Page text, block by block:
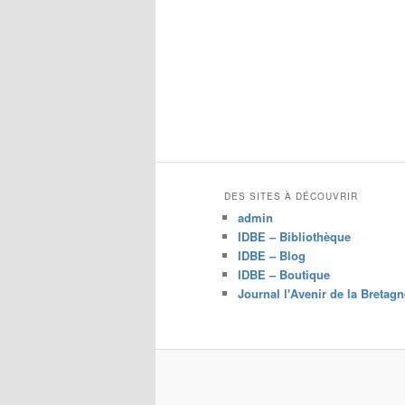
DES SITES À DÉCOUVRIR
admin
IDBE – Bibliothèque
IDBE – Blog
IDBE – Boutique
Journal l'Avenir de la